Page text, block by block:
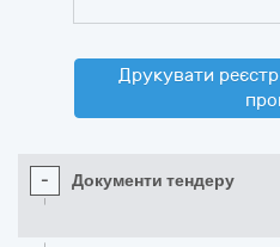
Друкувати
- Документи тендеру